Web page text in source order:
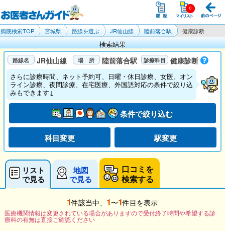
病院検索TOP 宮城県 路線を選ぶ JR仙山線 陸前落合駅 健康診断
検索結果
JR仙山線 陸前落合駅 健康診断
さらに診療時間、ネット予約可、日曜・休日診療、女医、オン
ライン診療、夜間診療、在宅医療、外国語対応の条件で絞り込
みもできます↓
条件で絞り込む
科目変更 駅変更
リスト
で見る
地図
で見る
口コミを
検索する
1件該当中、 1〜1件目を表示
医療機関情報は変更されている場合がありますので受付終了時間や希望する診
療科の有無は直接ご確認ください